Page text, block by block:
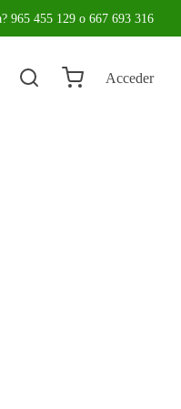
965 455 129 o 667 693 316
Acceder